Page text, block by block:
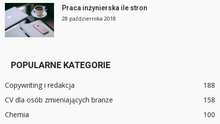
Praca inżynierska ile stron
28 października 2018
POPULARNE KATEGORIE
Copywriting i redakcja
188
CV dla osób zmieniających branże
158
Chemia
100